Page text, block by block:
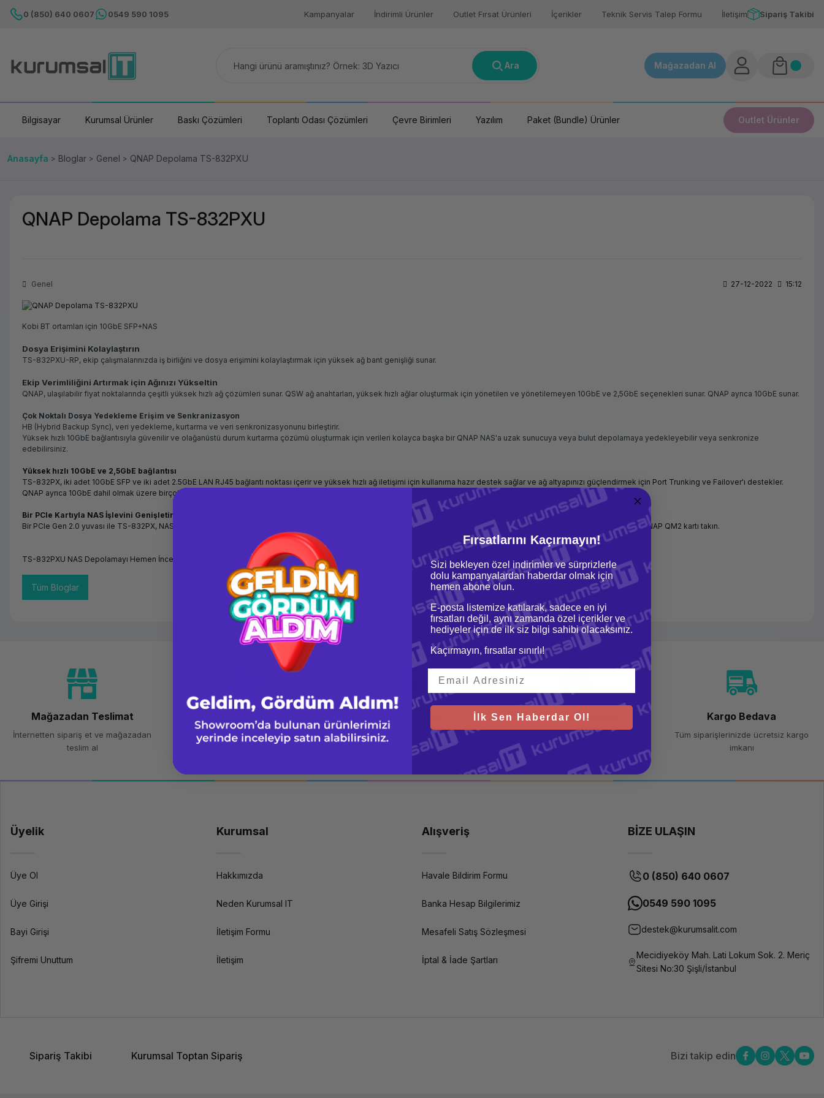
0 (850) 640 0607 0549 590 1095 Kampanyalar İndirimli Ürünler Outlet Fırsat Ürünleri İçerikler Teknik Servis Talep Formu İletişim Sipariş Takibi
Ara Mağazadan Al
Bilgisayar Kurumsal Ürünler Baskı Çözümleri Toplantı Odası Çözümleri Çevre Birimleri Yazılım Paket (Bundle) Ürünler Outlet Ürünler
Anasayfa Bloglar Genel QNAP Depolama TS-832PXU
QNAP Depolama TS-832PXU
Genel 27-12-2022 15:12
Kobi BT ortamları için 10GbE SFP+NAS
Dosya Erişimini Kolaylaştırın
TS-832PXU-RP, ekip çalışmalarınızda iş birliğini ve dosya erişimini kolaylaştırmak için yüksek ağ bant genişliği sunar.
Ekip Verimliliğini Artırmak için Ağınızı Yükseltin
QNAP, ulaşılabilir fiyat noktalarında çeşitli yüksek hızlı ağ çözümleri sunar. QSW ağ anahtarları, yüksek hızlı ağlar oluşturmak için yönetilen ve yönetilemeyen 10GbE ve 2,5GbE seçenekleri sunar. QNAP ayrıca 10GbE sunar.
Çok Noktalı Dosya Yedekleme Erişim ve Senkranizasyon
HB (Hybrid Backup Sync), veri yedekleme, kurtarma ve veri senkronizasyonunu birleştirir.
Yüksek hızlı 10GbE bağlantısıyla güvenilir ve olağanüstü durum kurtarma çözümü oluşturmak için verileri kolayca başka bir QNAP NAS'a uzak sunucuya veya bulut depolamaya yedekleyebilir veya senkronize
edebilirsiniz.
Yüksek hızlı 10GbE ve 2,5GbE bağlantısı
TS-832PX, iki adet 10GbE SFP ve iki adet 2.5GbE LAN RJ45 bağlantı noktası içerir ve yüksek hızlı ağ iletişimi için kullanıma hazır destek sağlar ve ağ altyapınızı güçlendirmek için Port Trunking ve Failover'ı destekler.
QNAP ayrıca 10GbE dahil olmak üzere birçok başka yüksek hızlı ağ çözümü sağlar.
Bir PCIe Kartıyla NAS İşlevini Genişletin
Bir PCIe Gen 2.0 yuvası ile TS-832PX, NAS işlevselliğini ve potansiyel uygulamaları genişletmede esneklik sağlar. Sistem performansını optimize etmek için M.2 SATA için bir QNAP QM2 kartı takın.
TS-832PXU NAS Depolamayı Hemen İnceleyin
Tüm Bloglar
Mağazadan Teslimat
İnternetten sipariş et ve mağazadan
teslim al
İade ve Değişim
Kolay iade ve değişim imkanı
Saat 15.00'a kadar yapılan
siparişlerde aynı gün kargo imkanı
Güvenli Alışveriş
256 bit SSL sertifikası
Kargo Bedava
Tüm siparişlerinizde ücretsiz kargo
imkanı
Üyelik
Üye Ol
Üye Girişi
Bayi Girişi
Şifremi Unuttum
Kurumsal
Hakkımızda
Neden Kurumsal IT
İletişim Formu
İletişim
Alışveriş
Havale Bildirim Formu
Banka Hesap Bilgilerimiz
Mesafeli Satış Sözleşmesi
İptal & İade Şartları
BİZE ULAŞIN
0 (850) 640 0607
0549 590 1095
destek@kurumsalit.com
Mecidiyeköy Mah. Lati Lokum Sok. 2. Meriç
Sitesi No:30 Şişli/İstanbul
Sipariş Takibi Kurumsal Toptan Sipariş Bizi takip edin
Fırsatlarını Kaçırmayın!
Sizi bekleyen özel indirimler ve sürprizlerle
dolu kampanyalardan haberdar olmak için
hemen abone olun.
E-posta listemize katılarak, sadece en iyi
fırsatları değil, aynı zamanda özel içerikler ve
hediyeler için de ilk siz bilgi sahibi olacaksınız.
Kaçırmayın, fırsatlar sınırlı!
İlk Sen Haberdar Ol!